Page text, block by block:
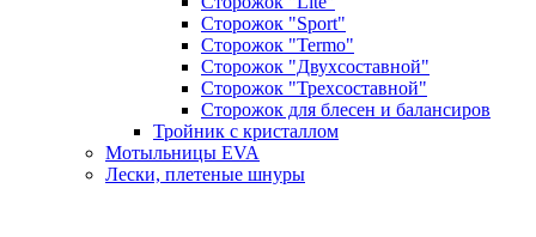
Сторожок "Sport"
Сторожок "Termo"
Сторожок "Двухсоставной"
Сторожок "Трехсоставной"
Сторожок для блесен и балансиров
Тройник с кристаллом
Мотыльницы EVA
Лески, плетеные шнуры